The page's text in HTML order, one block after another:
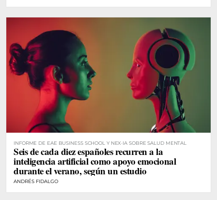
INFORME DE EAE BUSINESS SCHOOL Y NEX·IA SOBRE SALUD MENTAL
Seis de cada diez españoles recurren a la
inteligencia artificial como apoyo emocional
durante el verano, según un estudio
ANDRÉS FIDALGO